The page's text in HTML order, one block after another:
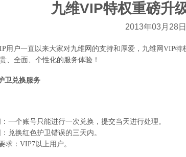
九维VIP特权重磅升
2013年03月28
用户一直以来大家对九维网 的支持和厚爱， 九维网VIP特
、全面、个性化的服务体验！
卫兑换服务
一个账号只能进行一次兑换，提交当天进行处理。
兑换红色护卫错误的三天内。
求： VIP7以上用户。